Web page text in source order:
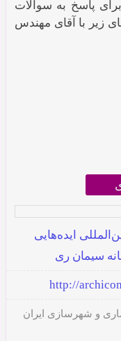
پاسخ به سوالات
زیر باآقای مهندس
ایده‌هایی
سیمان ری
http://
و شهرسازی ایران